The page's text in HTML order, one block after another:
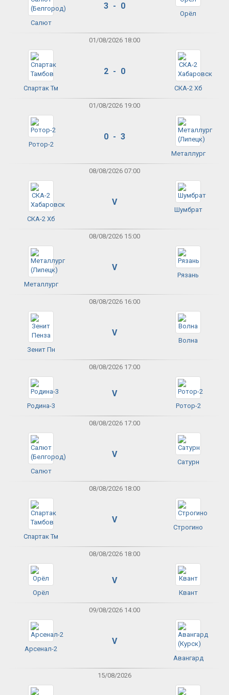
Салют
3 - 0
Орёл
01/08/2026 18:00
Спартак Тм
2 - 0
СКА-2 Хб
01/08/2026 19:00
Ротор-2
0 - 3
Металлург
08/08/2026 07:00
СКА-2 Хб
V
Шумбрат
08/08/2026 15:00
Металлург
V
Рязань
08/08/2026 16:00
Зенит Пн
V
Волна
08/08/2026 17:00
Родина-3
V
Ротор-2
08/08/2026 17:00
Салют
V
Сатурн
08/08/2026 18:00
Спартак Тм
V
Строгино
08/08/2026 18:00
Орёл
V
Квант
09/08/2026 14:00
Арсенал-2
V
Авангард
15/08/2026